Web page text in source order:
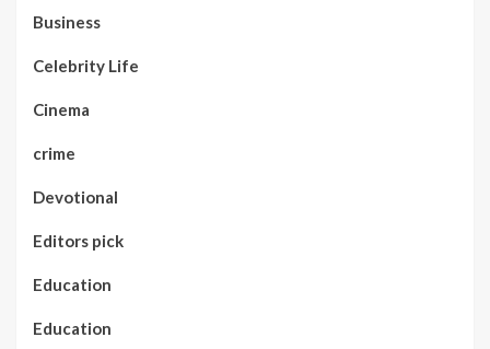
Business
Celebrity Life
Cinema
crime
Devotional
Editors pick
Education
Education